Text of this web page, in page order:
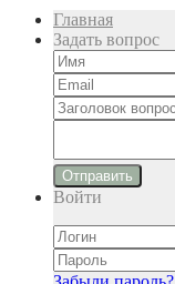
Главная
Задать вопрос
Отправить
Войти